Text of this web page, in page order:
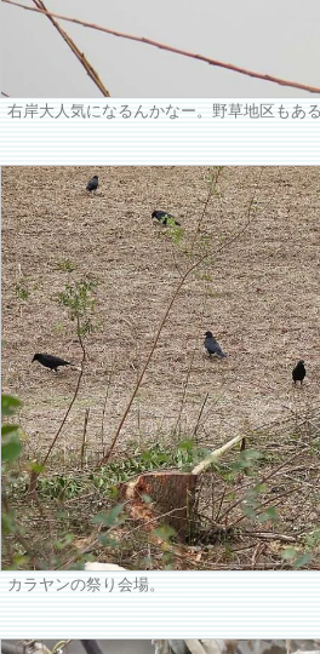
右岸大人気になるんかなー。野草地区もあ
カラヤンの祭り会場。